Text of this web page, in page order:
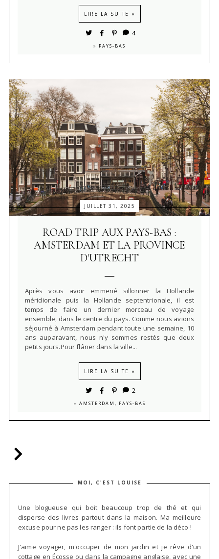
LIRE LA SUITE »
4
» PAYS-BAS
JUILLET 31, 2025
ROAD TRIP AUX PAYS-BAS :
AMSTERDAM ET LA PROVINCE
D'UTRECHT
Après vous avoir emmené sillonner la Hollande
méridionale puis la Hollande septentrionale, il est
temps de faire un dernier morceau de voyage
ensemble, dans le centre du pays. Comme nous avions
séjourné à Amsterdam pendant toute une semaine, 10
ans auparavant, nous n'y sommes restés que deux
petits jours.Pour flâner dans la ville...
LIRE LA SUITE »
2
» AMSTERDAM, PAYS-BAS
MOI, C'EST LOUISE
Une blogueuse qui boit beaucoup trop de thé et qui
disperse des livres partout dans la maison. Ma meilleure
excuse pour ne pas les ranger : ils font partie de la déco !
J'aime voyager, m'occuper de mon jardin et je rêve d'un
cottage en Écosse ou dans la campagne anglaise, avec une